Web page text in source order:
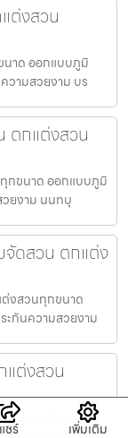
ต่งสวน
าด ออกแบบภูมิ
วามสวยงาม บร
ตกแต่งสวน
กขนาด ออกแบบภูมิ
ยงาม นนทบุ
จัดสวน ตกแต่ง
ต่งสวนทุกขนาด
กันความสวยงาม
แต่งสวน
ขนาด ออกแบบภูมิ
ชร์ เพิ่มเติม